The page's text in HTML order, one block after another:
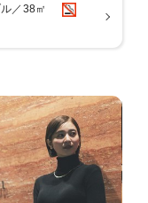
ル／38㎡